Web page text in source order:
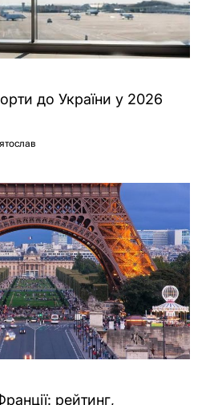
до України у 2026
рейтинг,